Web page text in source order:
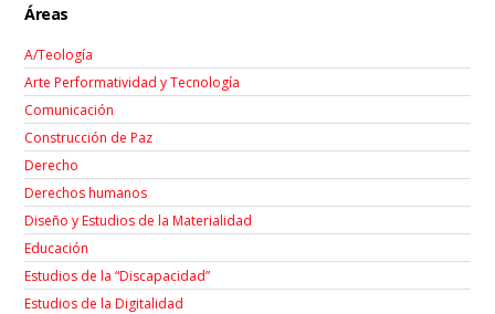
Áreas
A/Teología
Arte Performatividad y Tecnología
Comunicación
Construcción de Paz
Derecho
Derechos humanos
Diseño y Estudios de la Materialidad
Educación
Estudios de la “Discapacidad”
Estudios de la Digitalidad